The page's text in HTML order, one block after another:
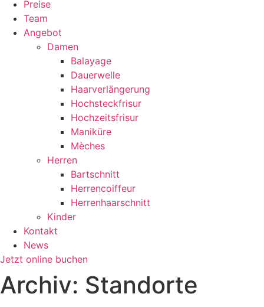
Preise
Team
Angebot
Damen
Balayage
Dauerwelle
Haarverlängerung
Hochsteckfrisur
Hochzeitsfrisur
Maniküre
Mèches
Herren
Bartschnitt
Herrencoiffeur
Herrenhaarschnitt
Kinder
Kontakt
News
Jetzt online buchen
Archiv: Standorte